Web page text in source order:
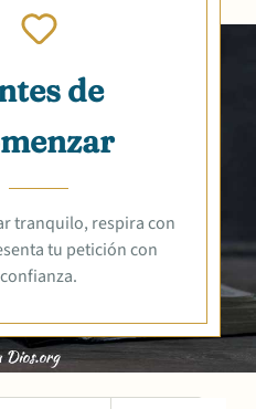
de
tranquilo, respira con
tu petición con
confianza.